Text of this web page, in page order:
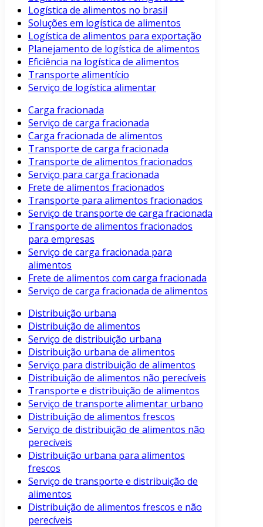
Logística de alimentos no brasil
Soluções em logística de alimentos
Logística de alimentos para exportação
Planejamento de logística de alimentos
Eficiência na logística de alimentos
Transporte alimentício
Serviço de logística alimentar
Carga fracionada
Serviço de carga fracionada
Carga fracionada de alimentos
Transporte de carga fracionada
Transporte de alimentos fracionados
Serviço para carga fracionada
Frete de alimentos fracionados
Transporte para alimentos fracionados
Serviço de transporte de carga fracionada
Transporte de alimentos fracionados
para empresas
Serviço de carga fracionada para
alimentos
Frete de alimentos com carga fracionada
Serviço de carga fracionada de alimentos
Distribuição urbana
Distribuição de alimentos
Serviço de distribuição urbana
Distribuição urbana de alimentos
Serviço para distribuição de alimentos
Distribuição de alimentos não perecíveis
Transporte e distribuição de alimentos
Serviço de transporte alimentar urbano
Distribuição de alimentos frescos
Serviço de distribuição de alimentos não
perecíveis
Distribuição urbana para alimentos
frescos
Serviço de transporte e distribuição de
alimentos
Distribuição de alimentos frescos e não
perecíveis